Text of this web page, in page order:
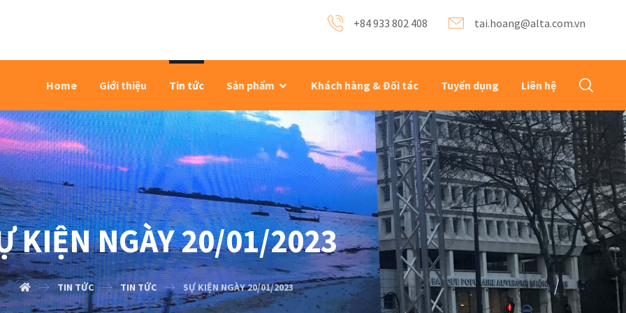
tai.hoang@alta.com.vn
+84 933 802 408
Home Giới thiệu Tin tức Sản phẩm Khách hàng & Đối tác Tuyển dụng Liên hệ
KIỆN NGÀY 20/01/2023
TIN TỨC TIN TỨC SỰ KIỆN NGÀY 20/01/2023